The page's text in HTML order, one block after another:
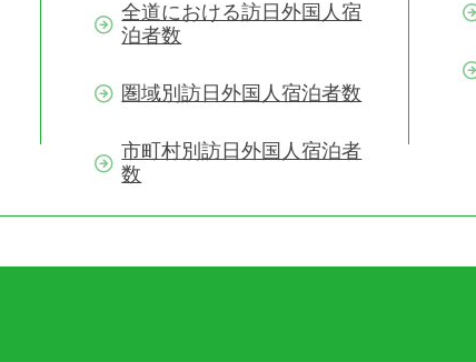
全道における訪日外国人宿
泊者数
圏域別訪日外国人宿泊者数
市町村別訪日外国人宿泊者
数